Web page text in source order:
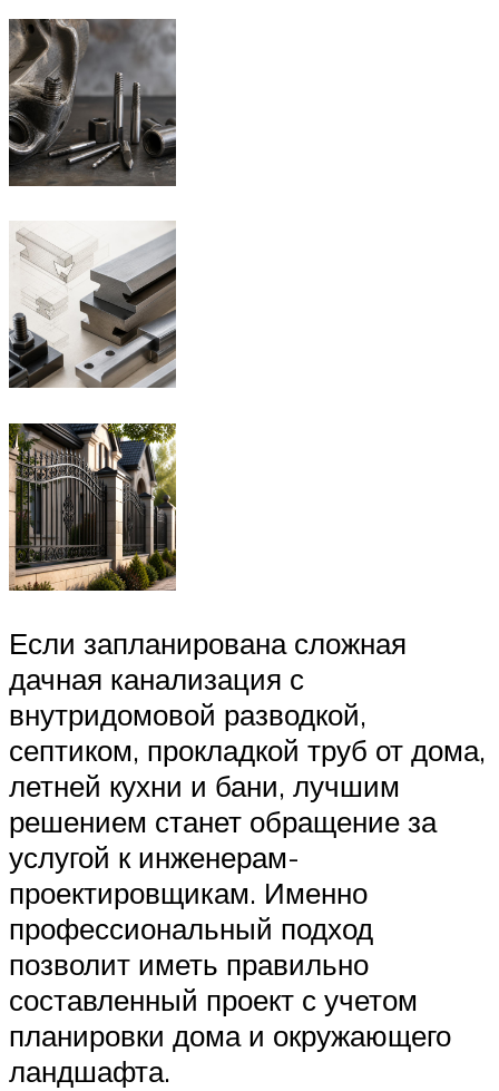
Если запланирована сложная
дачная канализация с
внутридомовой разводкой,
септиком, прокладкой труб от дома,
летней кухни и бани, лучшим
решением станет обращение за
услугой к инженерам-
проектировщикам. Именно
профессиональный подход
позволит иметь правильно
составленный проект с учетом
планировки дома и окружающего
ландшафта.